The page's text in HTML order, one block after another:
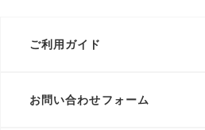
ご利用ガイド
お問い合わせフォーム